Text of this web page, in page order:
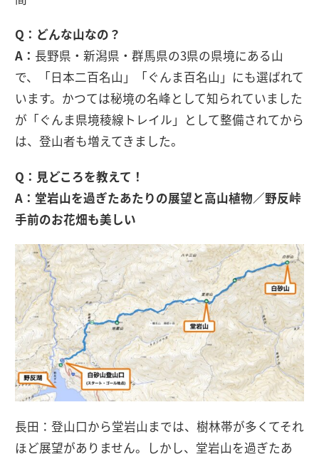
Q：どんな山なの？
A： 長野県・新潟県・群馬県の3県の県境にある山
で、「日本二百名山」「ぐんま百名山」にも選ばれて
います。かつては秘境の名峰として知られていました
が「ぐんま県境稜線トレイル」として整備されてから
は、登山者も増えてきました。
Q：見どころを教えて！
A：堂岩山を過ぎたあたりの展望と高山植物／野反峠
手前のお花畑も美しい
長田：登山口から堂岩山までは、樹林帯が多くてそれ
ほど展望がありません。しかし、堂岩山を過ぎたあ